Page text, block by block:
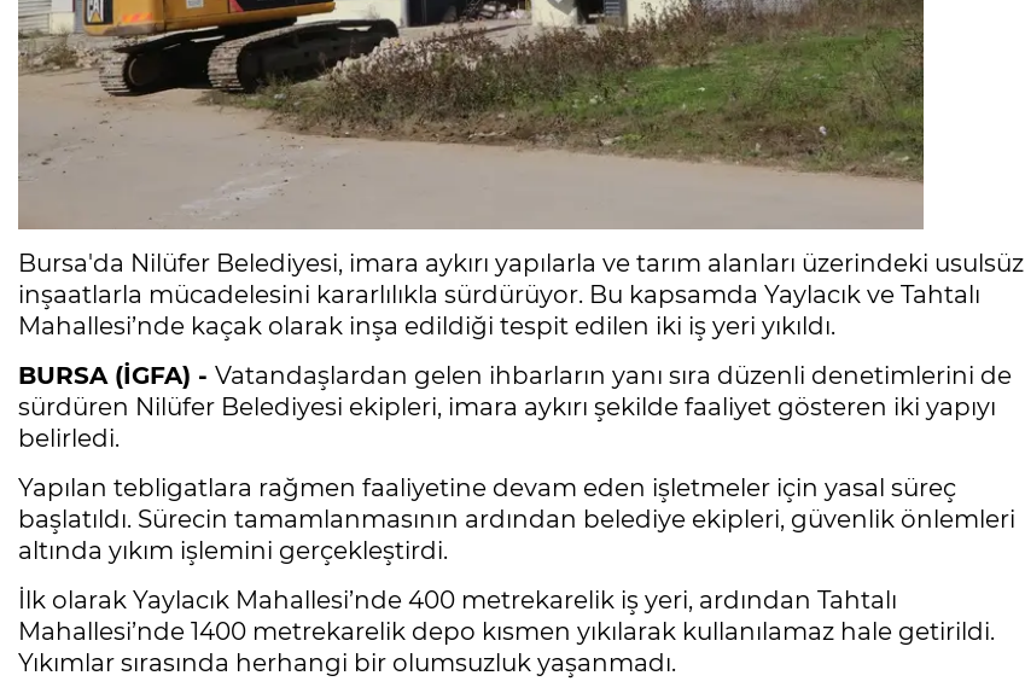
Bursa'da Nilüfer Belediyesi, imara aykırı yapılarla ve tarım alanları üzerindeki usulsüz
inşaatlarla mücadelesini kararlılıkla sürdürüyor. Bu kapsamda Yaylacık ve Tahtalı
Mahallesi’nde kaçak olarak inşa edildiği tespit edilen iki iş yeri yıkıldı.
BURSA (İGFA) - Vatandaşlardan gelen ihbarların yanı sıra düzenli denetimlerini de
sürdüren Nilüfer Belediyesi ekipleri, imara aykırı şekilde faaliyet gösteren iki yapıyı
belirledi.
Yapılan tebligatlara rağmen faaliyetine devam eden işletmeler için yasal süreç
başlatıldı. Sürecin tamamlanmasının ardından belediye ekipleri, güvenlik önlemleri
altında yıkım işlemini gerçekleştirdi.
İlk olarak Yaylacık Mahallesi’nde 400 metrekarelik iş yeri, ardından Tahtalı
Mahallesi’nde 1400 metrekarelik depo kısmen yıkılarak kullanılamaz hale getirildi.
Yıkımlar sırasında herhangi bir olumsuzluk yaşanmadı.